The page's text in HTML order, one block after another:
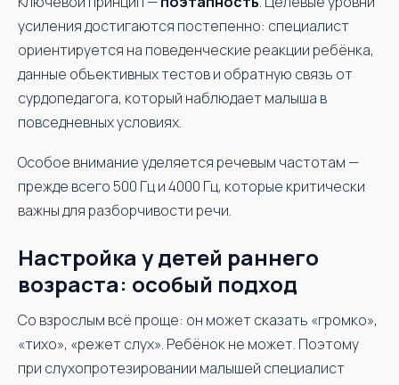
усиления достигаются постепенно: специалист
ориентируется на поведенческие реакции ребёнка,
данные объективных тестов и обратную связь от
сурдопедагога, который наблюдает малыша в
повседневных условиях.
Особое внимание уделяется речевым частотам —
прежде всего 500 Гц и 4000 Гц, которые критически
важны для разборчивости речи.
Настройка у детей раннего
возраста: особый подход
Со взрослым всё проще: он может сказать «громко»,
«тихо», «режет слух». Ребёнок не может. Поэтому
при слухопротезировании малышей специалист